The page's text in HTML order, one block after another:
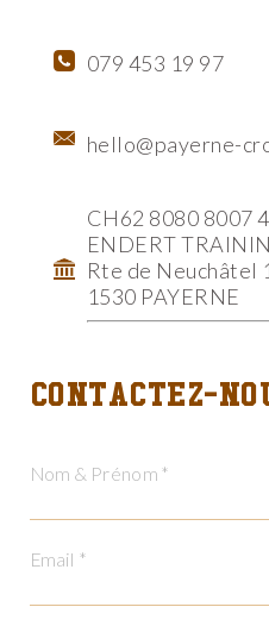
079 453 19 97
hello@payerne-
CH62 8080 8007
ENDERT
Rte de Neuchâtel
1530 PAYERNE
Contactez-
Nom & Prénom *
Email *